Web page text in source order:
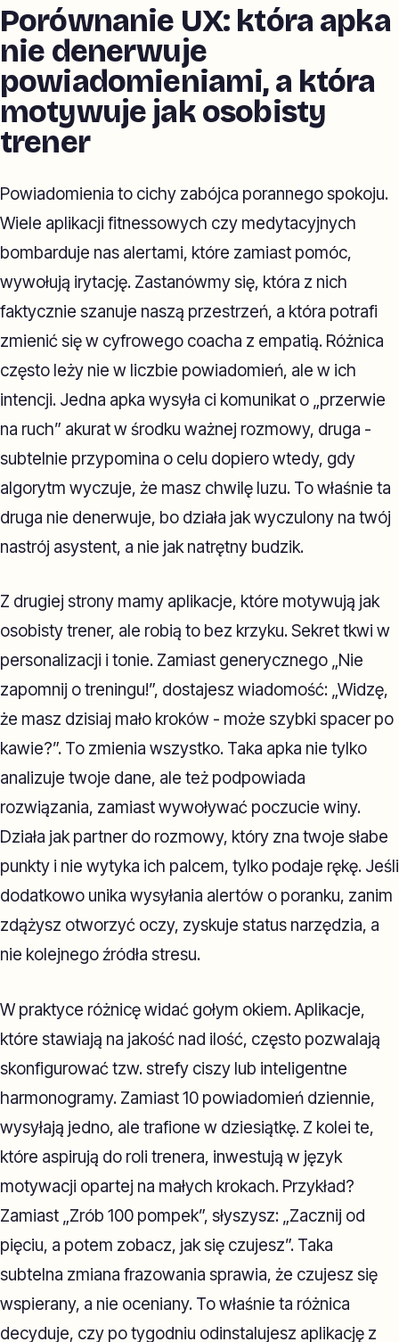
Porównanie UX: która apka
nie denerwuje
powiadomieniami, a która
motywuje jak osobisty
trener
Powiadomienia to cichy zabójca porannego spokoju.
Wiele aplikacji fitnessowych czy medytacyjnych
bombarduje nas alertami, które zamiast pomóc,
wywołują irytację. Zastanówmy się, która z nich
faktycznie szanuje naszą przestrzeń, a która potrafi
zmienić się w cyfrowego coacha z empatią. Różnica
często leży nie w liczbie powiadomień, ale w ich
intencji. Jedna apka wysyła ci komunikat o „przerwie
na ruch” akurat w środku ważnej rozmowy, druga -
subtelnie przypomina o celu dopiero wtedy, gdy
algorytm wyczuje, że masz chwilę luzu. To właśnie ta
druga nie denerwuje, bo działa jak wyczulony na twój
nastrój asystent, a nie jak natrętny budzik.
Z drugiej strony mamy aplikacje, które motywują jak
osobisty trener, ale robią to bez krzyku. Sekret tkwi w
personalizacji i tonie. Zamiast generycznego „Nie
zapomnij o treningu!”, dostajesz wiadomość: „Widzę,
że masz dzisiaj mało kroków - może szybki spacer po
kawie?”. To zmienia wszystko. Taka apka nie tylko
analizuje twoje dane, ale też podpowiada
rozwiązania, zamiast wywoływać poczucie winy.
Działa jak partner do rozmowy, który zna twoje słabe
punkty i nie wytyka ich palcem, tylko podaje rękę. Jeśli
dodatkowo unika wysyłania alertów o poranku, zanim
zdążysz otworzyć oczy, zyskuje status narzędzia, a
nie kolejnego źródła stresu.
W praktyce różnicę widać gołym okiem. Aplikacje,
które stawiają na jakość nad ilość, często pozwalają
skonfigurować tzw. strefy ciszy lub inteligentne
harmonogramy. Zamiast 10 powiadomień dziennie,
wysyłają jedno, ale trafione w dziesiątkę. Z kolei te,
które aspirują do roli trenera, inwestują w język
motywacji opartej na małych krokach. Przykład?
Zamiast „Zrób 100 pompek”, słyszysz: „Zacznij od
pięciu, a potem zobacz, jak się czujesz”. Taka
subtelna zmiana frazowania sprawia, że czujesz się
wspierany, a nie oceniany. To właśnie ta różnica
decyduje, czy po tygodniu odinstalujesz aplikację z